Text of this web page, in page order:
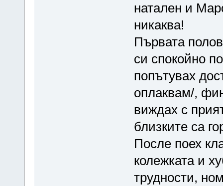
натален и
никаква!
Първата
си спокойно
попътувах
оплаквам/,
виждах с
близките са
После поех
колежката и
трудности,